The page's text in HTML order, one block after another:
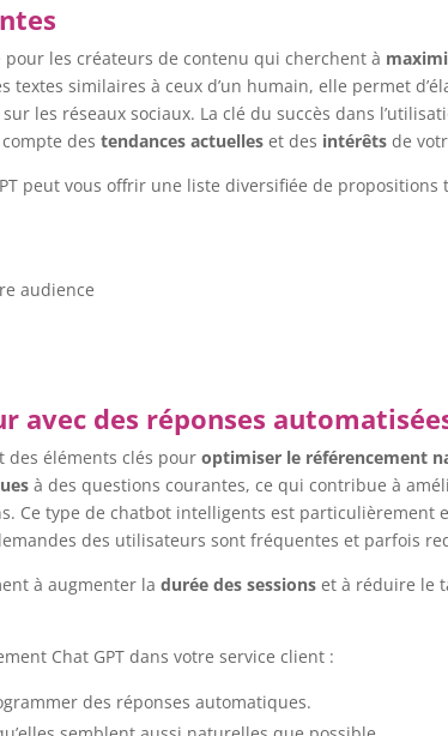
les créateurs de contenu qui cherchent à
textes similaires à ceux d’un humain, elle permet
les réseaux sociaux. La clé du succès dans
destendances actuelles et des intérêts de
peut vous offrir une liste diversifiée de propositions
audience
avec des réponses
des éléments clés pouroptimiser le référencement
à des questions courantes, ce qui contribue à
Ce type de chatbot intelligents est particulièrement
des utilisateurs sont fréquentes et parfois
à augmenter ladurée des sessions et à réduire le
Chat GPT dans votre service client :
des réponses automatiques.